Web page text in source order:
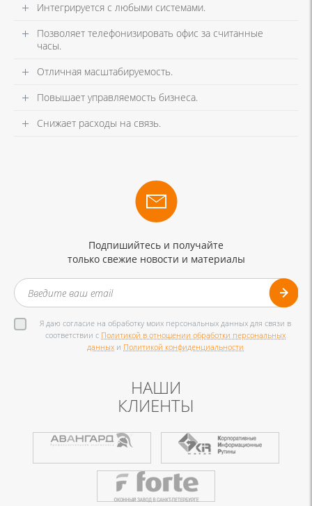
Интегрируется с любыми системами.
Позволяет телефонизировать офис за считанные
часы.
Отличная масштабируемость.
Повышает управляемость бизнеса.
Снижает расходы на связь.
Подпишийтесь и получайте
только свежие новости и материалы
Я даю согласие на обработку моих персональных данных для связи в
соответствии с Политикой в отношении обработки персональных
данных и Политикой конфиденциальности
НАШИ
КЛИЕНТЫ